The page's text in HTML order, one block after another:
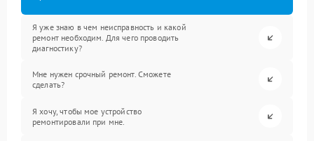
Я уже знаю в чем неисправность и какой
ремонт необходим. Для чего проводить
диагностику?
Мне нужен срочный ремонт. Сможете
сделать?
Я хочу, чтобы мое устройство
ремонтировали при мне.